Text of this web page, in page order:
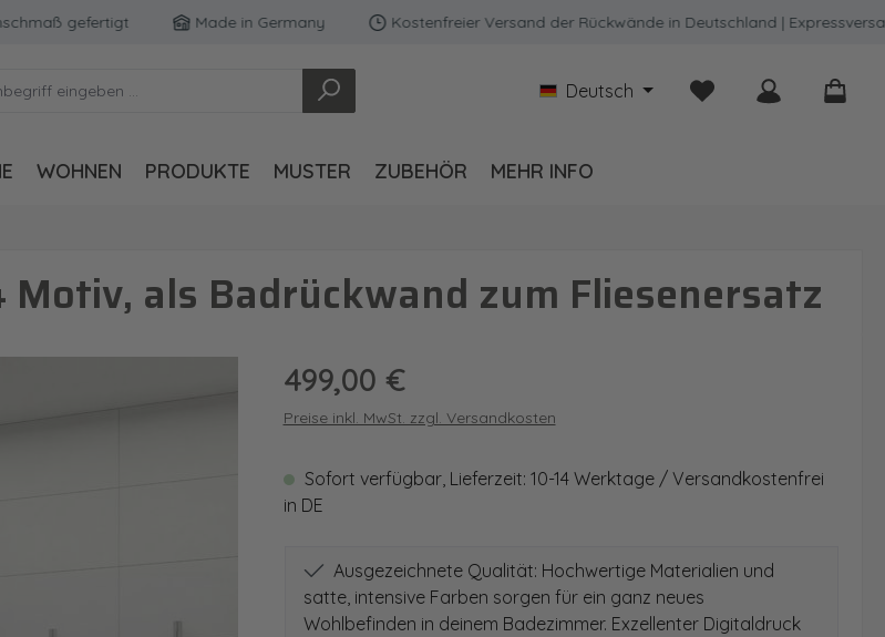
gefertigt Made in Germany Kostenfreier Versand der Rückwände in Deutschland | Expressversand
Deutsch Du hast 0 Produkte
WOHNEN PRODUKTE MUSTER ZUBEHÖR MEHR INFO
als Badrückwand zum Fliesenersatz
Regulärer Preis:
499,00 €
Preise inkl. MwSt. zzgl. Versandkosten
Sofort verfügbar, Lieferzeit: 10-14 Werktage / Versandkostenfrei
in DE
Ausgezeichnete Qualität: Hochwertige Materialien und
satte, intensive Farben sorgen für ein ganz neues
Wohlbefinden in deinem Badezimmer. Exzellenter Digitaldruck